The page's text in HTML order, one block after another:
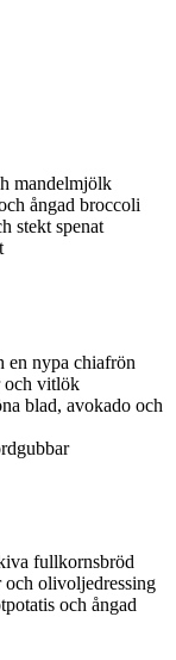
mandelmjölk
ångad broccoli
stekt spenat
en nypa chiafrön
och vitlök
blad, avokado och
fullkornsbröd
och olivoljedressing
och ångad